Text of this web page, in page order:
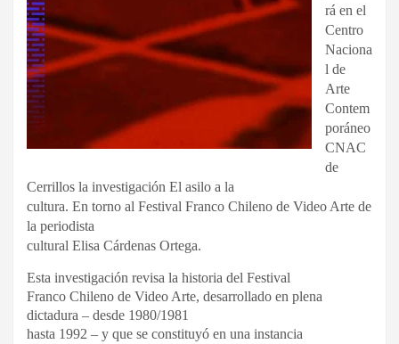
rá en el
Centro
Naciona
l de
Arte
Contem
poráneo
CNAC
de
Cerrillos la investigación El asilo a la
cultura. En torno al Festival Franco Chileno de Video Arte de
la periodista
cultural Elisa Cárdenas Ortega.
Esta investigación revisa la historia del Festival
Franco Chileno de Video Arte, desarrollado en plena
dictadura – desde 1980/1981
hasta 1992 – y que se constituyó en una instancia